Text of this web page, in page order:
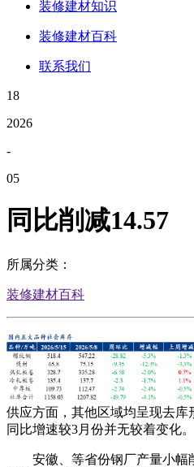
装修建材知识
装修建材百科
联系我们
18
2026
-
05
同比削减14.57
所属分类：
装修建材百科
供应方面，其他区域均呈现去库
同比增速较3月份并无较着变化
安徽、等省份钢厂产量小幅